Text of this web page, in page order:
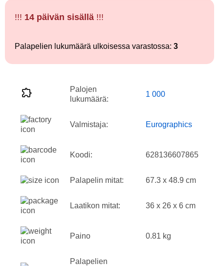
!!! 14 päivän sisällä !!!
Palapelien lukumäärä ulkoisessa varastossa: 3
Palojen
lukumäärä:
1 000
Valmistaja: Eurographics
Koodi: 628136607865
Palapelin mitat: 67.3 x 48.9 cm
Laatikon mitat: 36 x 26 x 6 cm
Paino 0.81 kg
Palapelien